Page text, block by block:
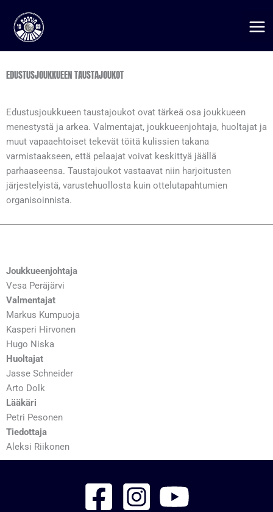
sisältöön
EDUSTUSJOUKKUEEN TAUSTAJOUKOT
Edustusjoukkueen taustajoukot ovat tärkeä osa joukkueen
menestystä ja arkea. Valmentajat, joukkueenjohtaja, huoltajat ja
muut vapaaehtoiset tekevät töitä kulissien takana
varmistaakseen, että pelaajat voivat keskittyä jäällä
parhaaseensa. Taustajoukot vastaavat niin harjoitusten
järjestelyistä, varustehuollosta kuin ottelutapahtumien
organisoinnista.
Joukkueenjohtaja
Vesa Peräjärvi
Valmentajat
Markus Kumpuoja
Kasperi Hirvonen
Hugo Niska
Huoltajat
Jasse Schneider
Arto Dolk
Lääkäri
Petri Pesonen
Tiedottaja
Aleksi Riikonen